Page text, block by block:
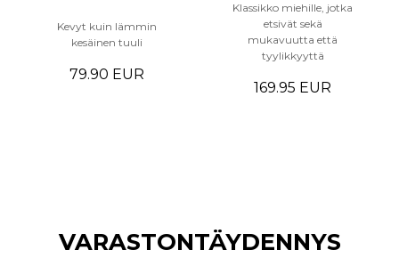
Kevyt kuin lämmin
kesäinen tuuli
79.90 EUR
Klassikko miehille, jotka
etsivät sekä
mukavuutta että
tyylikkyyttä
169.95 EUR
VARASTONTÄYDENNYS